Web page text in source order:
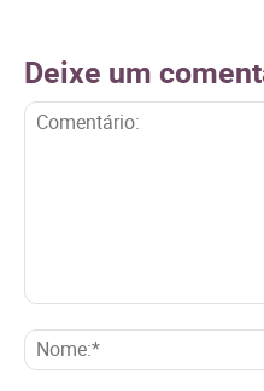
Deixe um